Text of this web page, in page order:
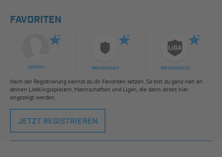
FAVORITEN
Spieler Mannschaft Wettbewerb
Nach der Registrierung kannst du dir Favoriten setzen. So bist du ganz nah an
deinen Lieblingsspielern, Mannschaften und Ligen, die dann direkt hier
angezeigt werden.
JETZT REGISTRIEREN